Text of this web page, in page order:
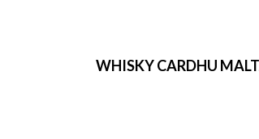
WHISKY CARDHU